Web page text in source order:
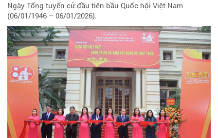
Ngày Tổng tuyển cử đầu tiên bầu Quốc hội Việt Nam
(06/01/1946 – 06/01/2026).